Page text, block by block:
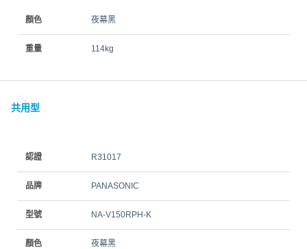
顏色 夜幕黑
重量 114kg
共用型
認證 R31017
品牌 PANASONIC
型號 NA-V150RPH-K
顏色 夜幕黑